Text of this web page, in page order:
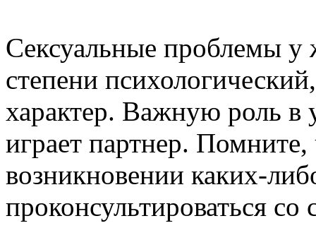
Сексуальные проблемы
степени
характер. Важную роль в
играет партнер.
возникновении каких-
проконсультироваться со